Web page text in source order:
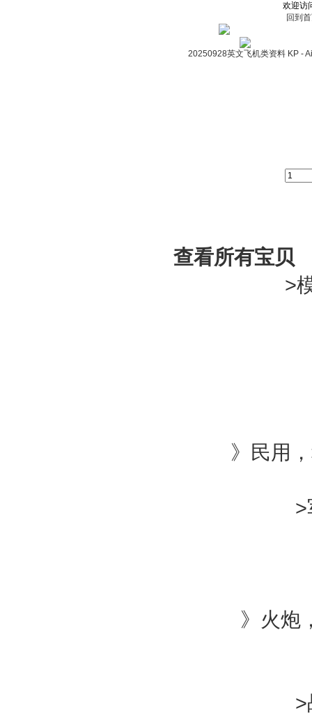
欢迎访
回到
20250928英文飞机类资料 KP -
查看所有宝贝
>
》民用，
>
》火炮，
>